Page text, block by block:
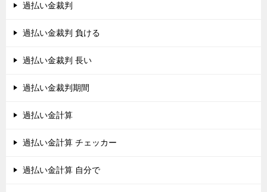
過払い金裁判
過払い金裁判 負ける
過払い金裁判 長い
過払い金裁判期間
過払い金計算
過払い金計算 チェッカー
過払い金計算 自分で